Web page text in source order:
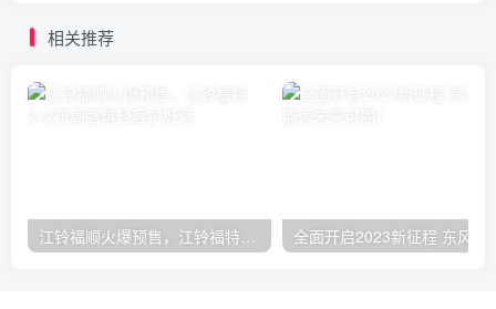
相关推荐
江铃福顺火爆预售，江铃福特2+2布局强筑轻客护城河